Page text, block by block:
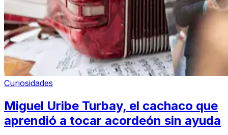
Curiosidades
Miguel Uribe Turbay, el cachaco que
aprendió a tocar acordeón sin ayuda